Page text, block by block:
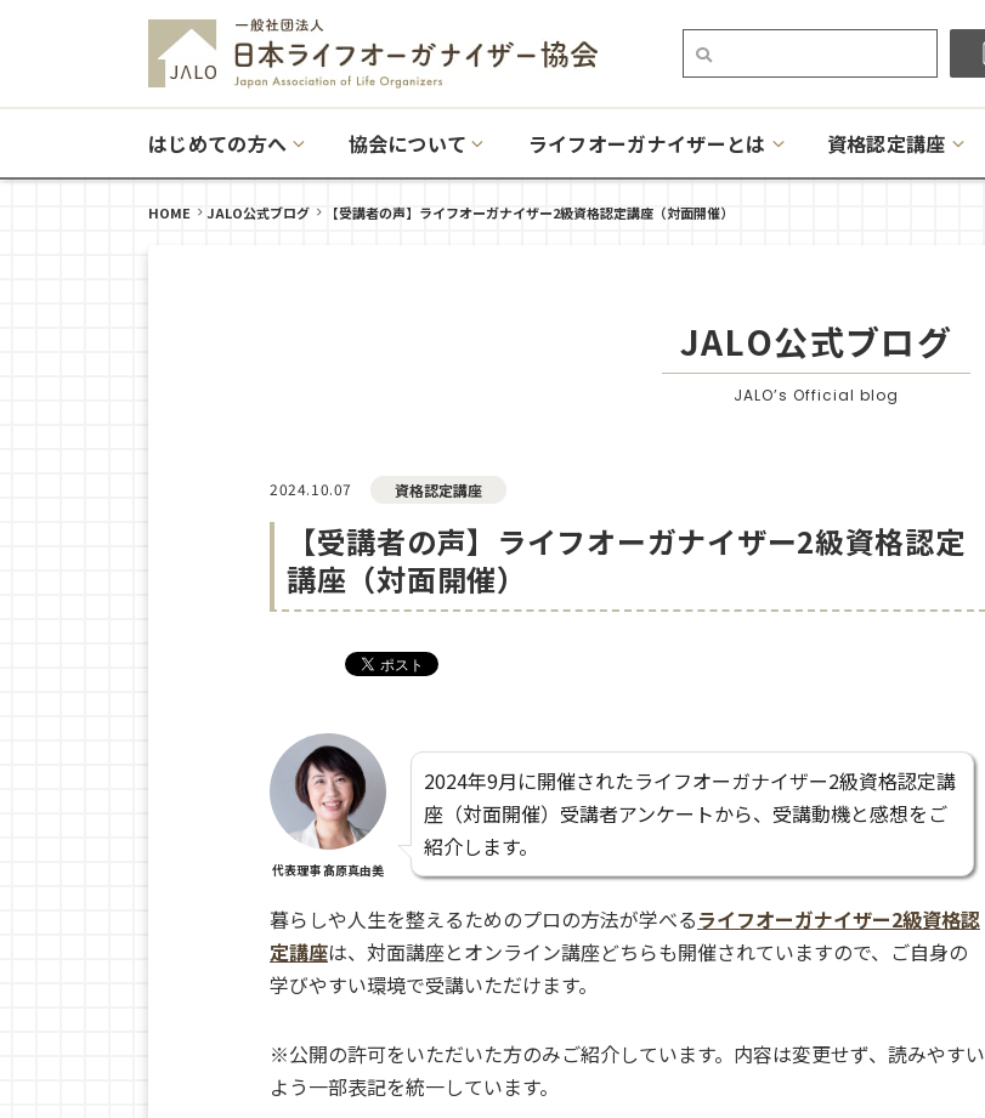
はじめての方へ 協会について ライフオーガナイザーとは 資格認定講座
HOME JALO公式ブログ 【受講者の声】ライフオーガナイザー2級資格認定講座（対面開催）
JALO公式ブログ
JALO’s Official blog
2024.10.07 資格認定講座
【受講者の声】ライフオーガナイザー2級資格認定
講座（対面開催）
代表理事 髙原真由美
2024年9月に開催されたライフオーガナイザー2級資格認定講
座（対面開催）受講者アンケートから、受講動機と感想をご
紹介します。
暮らしや人生を整えるためのプロの方法が学べるライフオーガナイザー2級資格認
定講座は、対面講座とオンライン講座どちらも開催されていますので、ご自身の
学びやすい環境で受講いただけます。
※公開の許可をいただいた方のみご紹介しています。内容は変更せず、読みやすい
よう一部表記を統一しています。